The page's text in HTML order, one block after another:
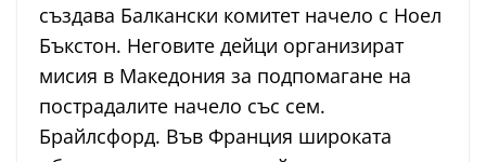
създава Балкански комитет начело с Ноел
Бъкстон. Неговите дейци организират
мисия в Македония за подпомагане на
пострадалите начело със сем.
Брайлсфорд. Във Франция широката